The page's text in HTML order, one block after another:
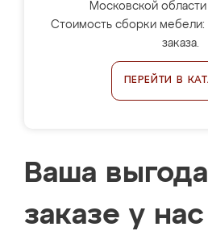
Московской
Стоимость сборки мебели:
заказа.
ПЕРЕЙТИ В
Ваша
заказе у нас